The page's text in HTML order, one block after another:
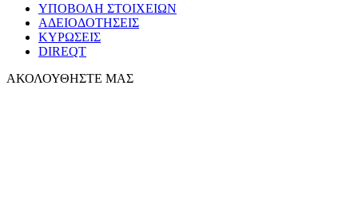
ΥΠΟΒΟΛΗ ΣΤΟΙΧΕΙΩΝ
ΑΔΕΙΟΔΟΤΗΣΕΙΣ
ΚΥΡΩΣΕΙΣ
DIREQT
ΑΚΟΛΟΥΘΗΣΤΕ ΜΑΣ